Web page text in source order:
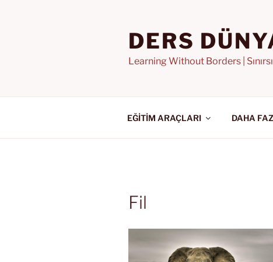
DERS
Learning Without Borders |
EĞİTİM ARAÇLARI DAHA
Fil